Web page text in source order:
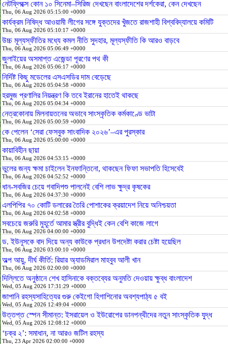
নেটফ্লিক্সে কোন ১০ সিনেমা–সিরিজ দেখছেন বাংলাদেশের দর্শকেরা, কেন দেখছেন
Thu, 06 Aug 2026 05:15:00 +0000
কার্যক্রম নিষিদ্ধ আওয়ামী লীগের সঙ্গে যুক্তদের খুঁজতে রাজশাহী বিশ্ববিদ্যালয়ে কমিটি
Thu, 06 Aug 2026 05:10:17 +0000
উচ্চ মূল্যস্ফীতির মধ্যে কমল নীতি সুদহার, মূল্যস্ফীতি কি আরও বাড়বে
Thu, 06 Aug 2026 05:06:49 +0000
জুলাইয়ের অসমাপ্ত এজেন্ডা পূরণের পথ কী
Thu, 06 Aug 2026 05:06:17 +0000
নির্দিষ্ট কিছু মডেলের এসএসডির দাম বেড়েছে
Thu, 06 Aug 2026 05:04:58 +0000
হরমুজ প্রণালির নিয়ন্ত্রণ কি তবে ইরানের হাতেই থাকছে
Thu, 06 Aug 2026 05:04:34 +0000
নেত্রকোনায় মিলনায়তনের অভাবে সাংস্কৃতিক কর্মকাণ্ডে ভাটা
Thu, 06 Aug 2026 05:00:59 +0000
কে পেলেন ‘সেরা ফেসবুক সাংবাদিক ২০২৬’–এর পুরস্কার
Thu, 06 Aug 2026 05:00:00 +0000
কায়াবিহীন ছায়া
Thu, 06 Aug 2026 04:53:15 +0000
ভুলের জন্য ক্ষমা চাইলেন ইনফান্তিনো, থাকছেন ফিফা সভাপতি হিসেবেই
Thu, 06 Aug 2026 04:52:52 +0000
ধান-সবজির চেয়ে গবাদিপশু পালনেই বেশি লাভ ক্ষুদ্র কৃষকের
Thu, 06 Aug 2026 04:37:30 +0000
এলপিপির ৭০ কোটি ডলারের তৈরি পোশাকের ক্রয়াদেশ নিয়ে অনিশ্চয়তা
Thu, 06 Aug 2026 04:02:58 +0000
সবচেয়ে জরুরি মুহূর্তে আমার স্ত্রীর বুদ্ধিই কেন বেশি কাজে লাগে
Thu, 06 Aug 2026 04:00:00 +0000
ড. ইউনূসকে বাদ দিয়ে অন্য কাউকে প্রধান উপদেষ্টা করার চেষ্টা হয়েছিল
Thu, 06 Aug 2026 03:00:10 +0000
অল্প আয়ু, দীর্ঘ কীর্তি: রিয়ার অ্যাডমিরাল মাহবুব আলী খান
Thu, 06 Aug 2026 02:00:00 +0000
দিল্লিতে অনুষ্ঠানে শেখ হাসিনাকে বক্তব্যের অনুমতি দেওয়ায় ক্ষুব্ধ বাংলাদেশ
Wed, 05 Aug 2026 17:31:29 +0000
জাপানি রহস্যসাহিত্যের গুরু কেইগো হিগাশিনোর অবশ্যপাঠ্য ৫ বই
Wed, 05 Aug 2026 12:49:04 +0000
উত্তপ্ত স্পেন সীমান্ত: ইসরায়েল ও ইউরোপের ডানপন্থীদের নতুন সাংস্কৃতিক যুদ্ধ
Wed, 05 Aug 2026 12:08:12 +0000
‘চক্র ২’: সমাধান, না আরও জটিল রহস্য
Thu, 23 Apr 2026 02:00:00 +0000